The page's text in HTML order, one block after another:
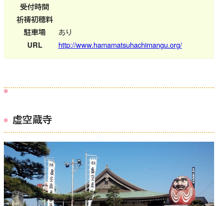
受付時間
祈祷初穂料
駐車場
あり
URL http://www.hamamatsuhachimangu.org/
虚空蔵寺